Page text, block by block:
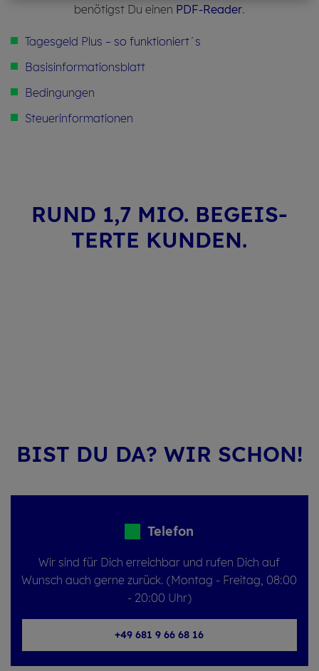
benötigst Du einen PDF-Reader.
Tagesgeld Plus – so funktioniert´s
Basisinformationsblatt
Bedingungen
Steuerinformationen
RUND 1,7 MIO. BE­GEIS­
TER­TE KUN­DEN.
BIST DU DA? WIR SCHON!
Telefon
Wir sind für Dich erreichbar und rufen Dich auf
Wunsch auch gerne zurück. (Montag - Freitag, 08:00
- 20:00 Uhr)
+49 681 9 66 68 16